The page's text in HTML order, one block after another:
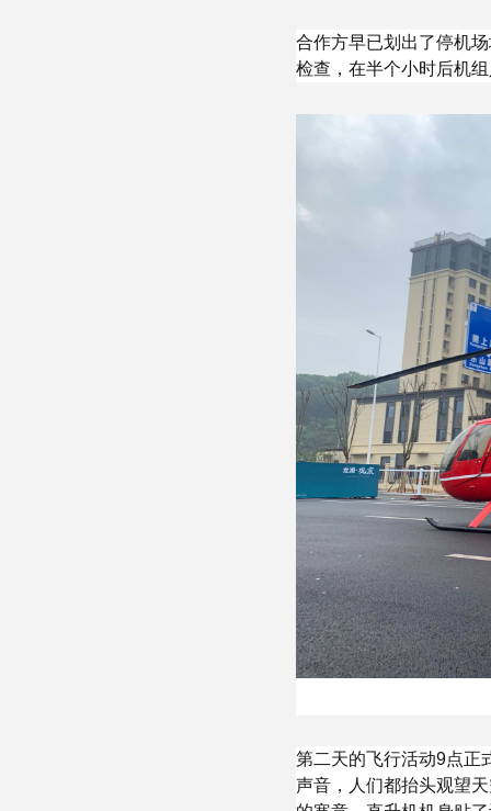
合作方早已划出了停机
检查，在半个小时后机
第二天的飞行活动9点正
声音，人们都抬头观望